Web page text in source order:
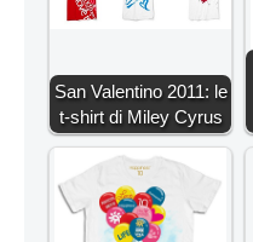
San Valentino 2011: le
t-shirt di Miley Cyrus